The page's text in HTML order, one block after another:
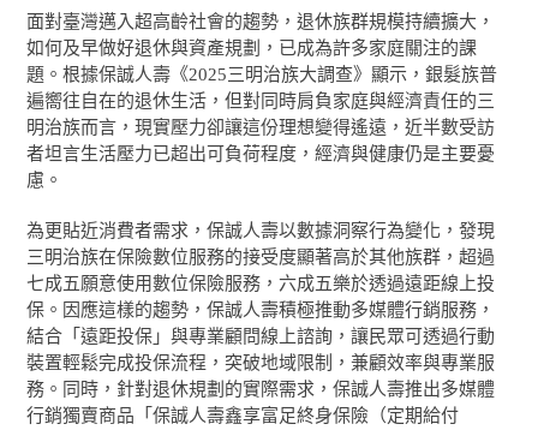
面對臺灣邁入超高齡社會的趨勢，退休族群規模持續擴大，
如何及早做好退休與資產規劃，已成為許多家庭關注的課
題。根據保誠人壽《2025三明治族大調查》顯示，銀髮族普
遍嚮往自在的退休生活，但對同時肩負家庭與經濟責任的三
明治族而言，現實壓力卻讓這份理想變得遙遠，近半數受訪
者坦言生活壓力已超出可負荷程度，經濟與健康仍是主要憂
慮。
為更貼近消費者需求，保誠人壽以數據洞察行為變化，發現
三明治族在保險數位服務的接受度顯著高於其他族群，超過
七成五願意使用數位保險服務，六成五樂於透過遠距線上投
保。因應這樣的趨勢，保誠人壽積極推動多媒體行銷服務，
結合「遠距投保」與專業顧問線上諮詢，讓民眾可透過行動
裝置輕鬆完成投保流程，突破地域限制，兼顧效率與專業服
務。同時，針對退休規劃的實際需求，保誠人壽推出多媒體
行銷獨賣商品「保誠人壽鑫享富足終身保險（定期給付